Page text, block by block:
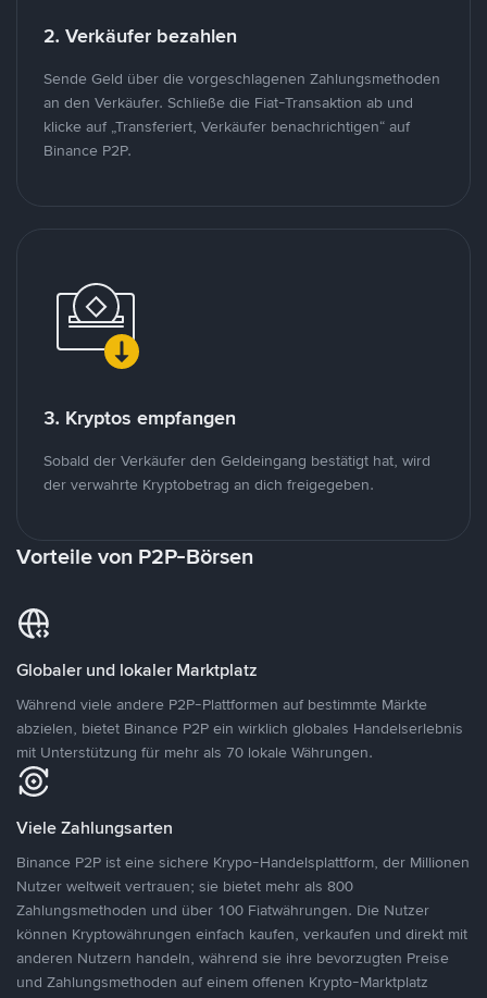
2. Verkäufer bezahlen
Sende Geld über die vorgeschlagenen Zahlungsmethoden
an den Verkäufer. Schließe die Fiat-Transaktion ab und
klicke auf „Transferiert, Verkäufer benachrichtigen“ auf
Binance P2P.
3. Kryptos empfangen
Sobald der Verkäufer den Geldeingang bestätigt hat, wird
der verwahrte Kryptobetrag an dich freigegeben.
Vorteile von P2P-Börsen
Globaler und lokaler Marktplatz
Während viele andere P2P-Plattformen auf bestimmte Märkte
abzielen, bietet Binance P2P ein wirklich globales Handelserlebnis
mit Unterstützung für mehr als 70 lokale Währungen.
Viele Zahlungsarten
Binance P2P ist eine sichere Krypo-Handelsplattform, der Millionen
Nutzer weltweit vertrauen; sie bietet mehr als 800
Zahlungsmethoden und über 100 Fiatwährungen. Die Nutzer
können Kryptowährungen einfach kaufen, verkaufen und direkt mit
anderen Nutzern handeln, während sie ihre bevorzugten Preise
und Zahlungsmethoden auf einem offenen Krypto-Marktplatz